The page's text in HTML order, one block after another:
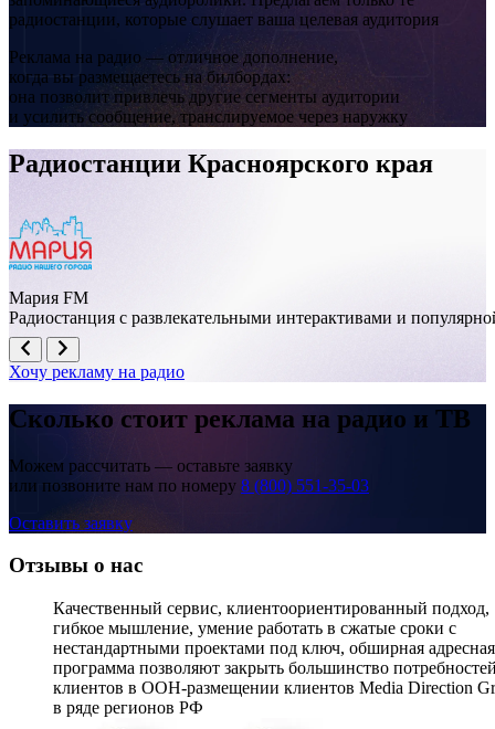
Ачинск, Кравченко, квартал 7-Б, 150 м до АЗС
радиостанции, которые слушает ваша целевая аудитория
Реклама на радио — отличное дополнение,
когда вы размещаетесь на билбордах:
она позволит привлечь другие сегменты аудитории
и усилить сообщение, транслируемое через наружку
Радиостанции Красноярского края
Мария FM
Радиостанция с развлекательными интерактивами и
Хочу рекламу на радио
Сколько стоит реклама на радио и ТВ
Можем рассчитать — оставьте заявку
или позвоните нам по номеру 8 (800) 551-35-03
Оставить заявку
Отзывы о нас
Качественный сервис, клиентоориентированный подход,
гибкое мышление, умение работать в сжатые сроки с
нестандартными проектами под ключ, обширная адресная
программа позволяют закрыть большинство
клиентов в OOH-размещении клиентов Media Direction
в ряде регионов РФ